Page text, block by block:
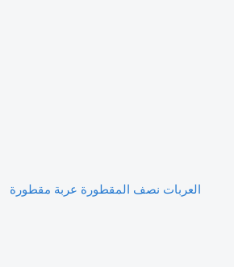
العربات نصف المقطورة عربة مقطورة